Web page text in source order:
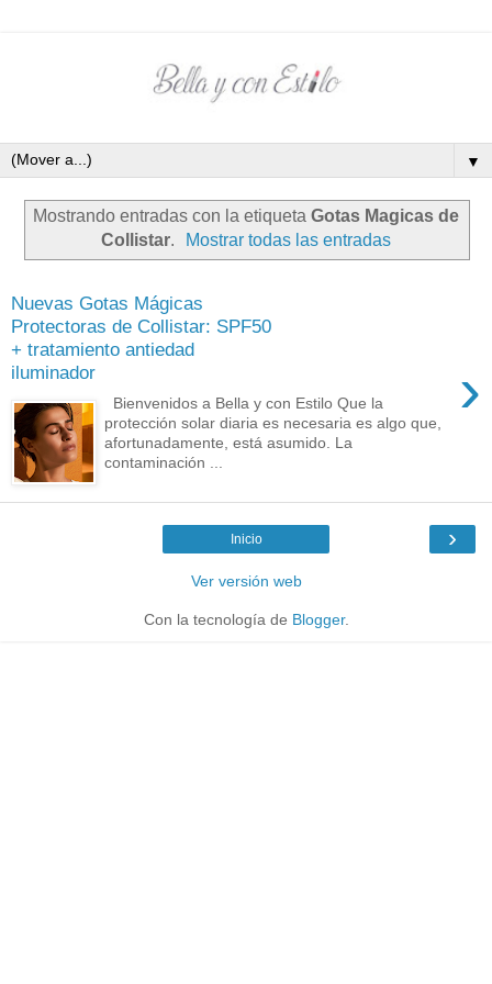
▼
Mostrando entradas con la etiqueta Gotas Magicas de
Collistar. Mostrar todas las entradas
Nuevas Gotas Mágicas
Protectoras de Collistar: SPF50
+ tratamiento antiedad
iluminador
›
Bienvenidos a Bella y con Estilo Que la
protección solar diaria es necesaria es algo que,
afortunadamente, está asumido. La
contaminación ...
›
Inicio
Ver versión web
Con la tecnología de Blogger.